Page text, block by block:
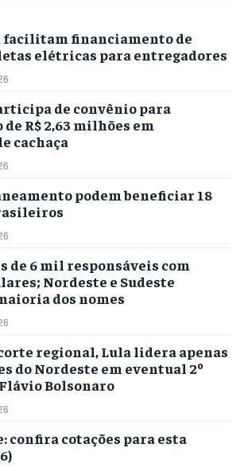
facilitam financiamento de
elétricas para entregadores
de convênio para
R$ 2,63 milhões em
cachaça
podem beneficiar 18
de 6 mil responsáveis com
Nordeste e Sudeste
dos nomes
regional, Lula lidera apenas
do Nordeste em eventual 2º
Bolsonaro
confira cotações para esta